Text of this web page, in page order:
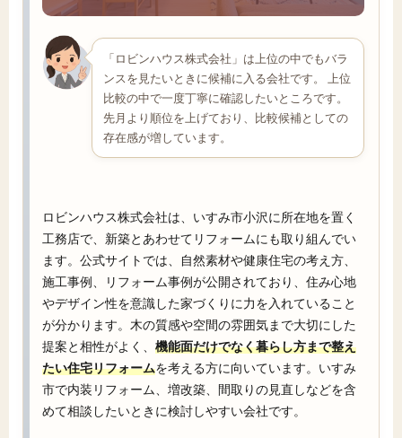
「ロビンハウス株式会社」は上位の中でもバラ
ンスを見たいときに候補に入る会社です。 上位
比較の中で一度丁寧に確認したいところです。
先月より順位を上げており、比較候補としての
存在感が増しています。
ロビンハウス株式会社は、いすみ市小沢に所在地を置く
工務店で、新築とあわせてリフォームにも取り組んでい
ます。公式サイトでは、自然素材や健康住宅の考え方、
施工事例、リフォーム事例が公開されており、住み心地
やデザイン性を意識した家づくりに力を入れていること
が分かります。木の質感や空間の雰囲気まで大切にした
提案と相性がよく、 機能面だけでなく暮らし方まで整え
たい住宅リフォームを考える方に向いています。いすみ
市で内装リフォーム、増改築、間取りの見直しなどを含
めて相談したいときに検討しやすい会社です。